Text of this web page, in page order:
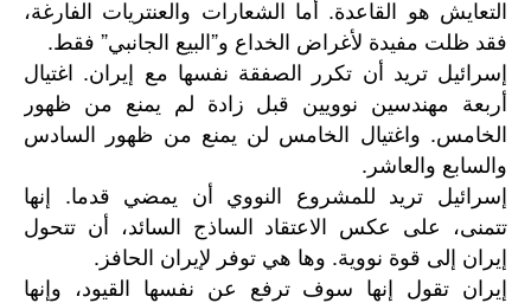
التعايش هو القاعدة. أما الشعارات والعنتريات الفارغة،
فقد ظلت مفيدة لأغراض الخداع و”البيع الجانبي” فقط.
إسرائيل تريد أن تكرر الصفقة نفسها مع إيران. اغتيال
أربعة مهندسين نوويين قبل زادة لم يمنع من ظهور
الخامس. واغتيال الخامس لن يمنع من ظهور السادس
والسابع والعاشر.
إسرائيل تريد للمشروع النووي أن يمضي قدما. إنها
تتمنى، على عكس الاعتقاد الساذج السائد، أن تتحول
إيران إلى قوة نووية. وها هي توفر لإيران الحافز.
إيران تقول إنها سوف ترفع عن نفسها القيود، وإنها